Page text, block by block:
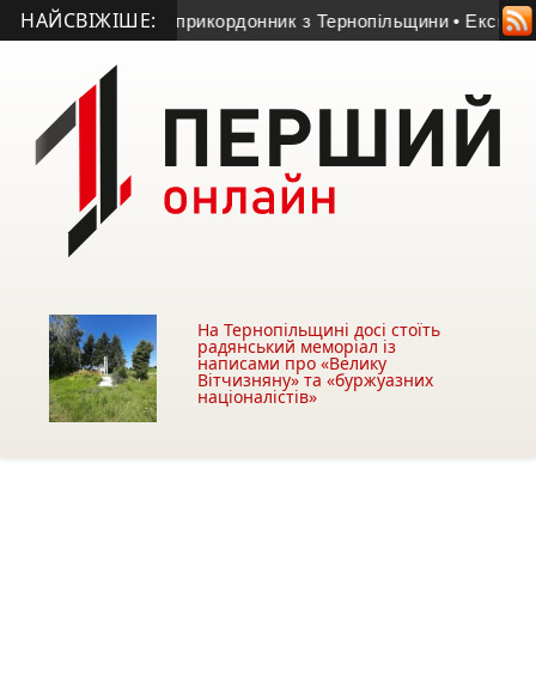
НАЙСВІЖІШЕ:
23-річний прикордонник з Тернопільщини • Ексголкіпер
На Тернопільщині досі стоїть
радянський меморіал із
написами про «Велику
Вітчизняну» та «буржуазних
націоналістів»